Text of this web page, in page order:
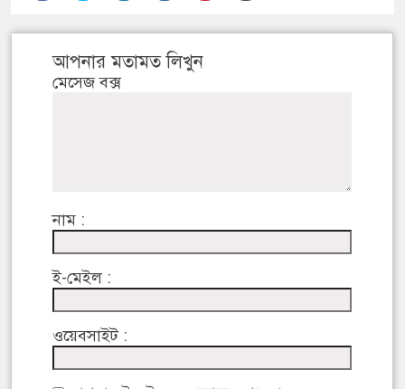
আপনার মতামত লিখুন
মেসেজ বক্স
নাম :
ই-মেইল :
ওয়েবসাইট :